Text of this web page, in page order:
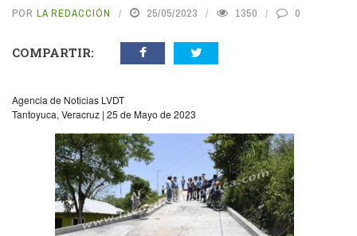
POR LA REDACCIÓN 25/05/2023 1350 0
COMPARTIR:
Agencia de Noticias LVDT
Tantoyuca, Veracruz | 25 de Mayo de 2023